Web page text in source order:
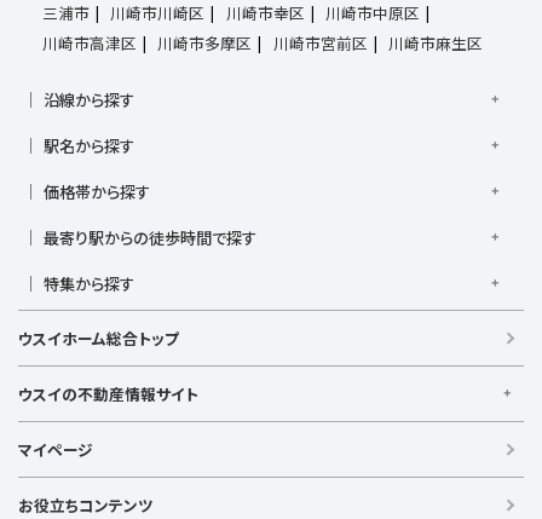
三浦市
川崎市川崎区 川崎市幸区
川崎市中原区
川崎市高津区
川崎市多摩区 川崎市宮前区 川崎市麻生区
沿線から探す
横須賀線
湘南新宿ライン高海
小田急江ノ島線
ブルーライン
みなとみらい線
相鉄いずみ野線
相模鉄道新横浜線
江ノ島電鉄
湘南モノレール
駅名から探す
上大岡駅
鴨居駅
港南台駅
小机駅 桜木町駅
根岸駅
平塚駅
横須賀中央駅
横浜駅
価格帯から探す
4,000万円台
5,000万円台
8,000万円台
最寄り駅からの徒歩時間で探す
駅徒歩7分以内
駅徒歩20分以内
駅徒歩21分以上
特集から探す
リフォーム・リノベーション済
日当たり良好
ファミリー向け
LDK15畳以上
海が見える
ウスイホーム総合トップ
ウスイの不動産情報サイト
【借りる】
賃貸住宅
マイページ
お役立ちコンテンツ